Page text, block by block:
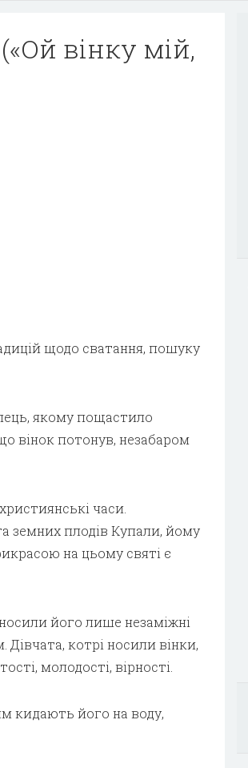
вінку мій,
щодо сватання, пошуку
якому пощастило
вінок потонув, незабаром
часи.
земних плодів Купали, йому
на цьому святі є
його лише незаміжні
Дівчата, котрі носили вінки,
молодості, вірності.
кидають його на воду,